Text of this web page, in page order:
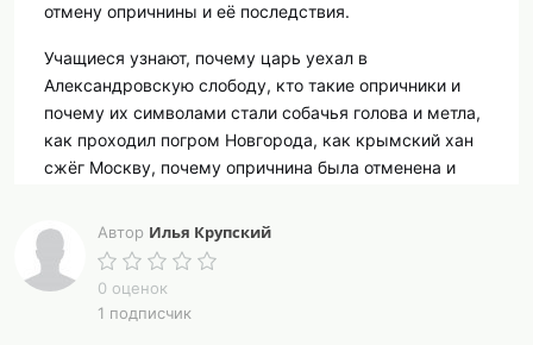
отмену опричнины и её последствия.
Учащиеся узнают, почему царь уехал в
Александровскую слободу, кто такие опричники и
почему их символами стали собачья голова и метла,
как проходил погром Новгорода, как крымский хан
сжёг Москву, почему опричнина была отменена и
Цели и задачи:
Автор Илья Крупский
0 оценок
1 подписчик